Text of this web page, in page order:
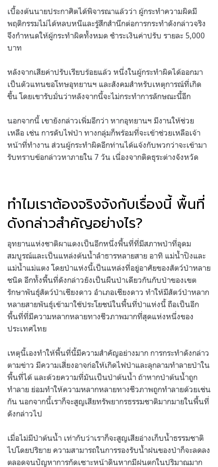
เบื้องต้นนายประกาศิตได้พิจารณาแล้วว่า ผู้กระทำความผิดมี
พฤติกรรมไม่ได้หลบหนีและรู้สึกสำนึกต่อการกระทำดังกล่าวจริง
จึงกำหนดให้ผู้กระทำผิดทั้งหมด ชำระเงินค่าปรับ รายละ 5,000
บาท
หลังจากเสียค่าปรับเรียบร้อยแล้ว หนึ่งในผู้กระทำผิดได้ออกมา
เป็นตัวแทนขอโทษอุทยานฯ และสังคมสำหรับเหตุการณ์ที่เกิด
ขึ้น โดยเขารับมั่นว่าหลังจากนี้จะไม่กระทำการลักษณะนี้อีก
นอกจากนี้ เขายังกล่าวเพิ่มอีกว่า หากอุทยานฯ มีงานให้ช่วย
เหลือ เช่น การดับไฟป่า ทางกลุ่มก็พร้อมที่จะเข้าช่วยเหลือเจ้า
หน้าที่ทำงาน ส่วนผู้กระทำผิดอีกท่านได้แจ้งกับพวกว่าจะเข้ามา
รับทราบข้อกล่าวหาภายใน 7 วัน เนื่องจากติดธุระต่างจังหวัด
ทำไมเราต้องจริงจังกับเรื่องนี้ พื้นที่
ดังกล่าวสำคัญอย่างไร?
อุทยานแห่งชาติผาแดงเป็นอีกหนึ่งพื้นที่ที่มีสภาพป่าที่อุดม
สมบูรณ์และเป็นแหล่งต้นน้ำลำธารหลายสาย อาทิ แม่น้ำปิงและ
แม่น้ำแม่แตง โดยป่าแห่งนี้เป็นแหล่งที่อยู่อาศัยของสัตว์ป่าหลาย
ชนิด อีกทั้งพื้นที่ดังกล่าวยังเป็นผืนป่าเดียวกันกับป่าของเขต
รักษาพันธุ์สัตว์ป่าเชียงดาว อำเภอเชียงดาว ทำให้มีสัตว์ป่าหลาก
หลายสายพันธุ์เข้ามาใช้ประโยชน์ในพื้นที่ป่าแห่งนี้ ถือเป็นอีก
พื้นที่ที่มีความหลากหลายทางชีวภาพมากที่สุดแห่งหนึ่งของ
ประเทศไทย
เหตุนี้เองทำให้พื้นที่นี้มีความสำคัญอย่างมาก การกระทำดังกล่าว
ตามข่าว มีความเสี่ยงอาจก่อให้เกิดไฟป่าและลุกลามทำลายป่าใน
พื้นที่ได้ และด้วยความที่มันเป็นป่าต้นน้ำ ถ้าหากป่าต้นน้ำถูก
ทำลาย ย่อมทำให้ความหลากหลายทางชีวภาพถูกทำลายด้วยเช่น
กัน นอกจากนี้เราก็จะสูญเสียทรัพยากรธรรมชาติมากมายในพื้นที่
ดังกล่าวไป
เมื่อไม่มีป่าต้นน้ำ เท่ากับว่าเราก็จะสูญเสียอ่างเก็บน้ำธรรมชาติ
ไปโดยปริยาย ความสามารถในการรองรับน้ำฝนของป่าก็จะลดลง
ตลอดจนปัญหาการกัดเซาะหน้าดินหากมีฝนตกในปริมาณมาก